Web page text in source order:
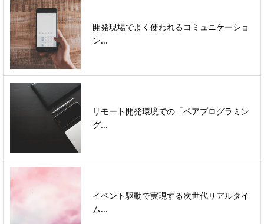
開発現場でよく使われるコミュニケーショ
ン...
リモート開発環境での「ペアプログラミン
グ...
イベント駆動で実現する次世代リアルタイ
ム...